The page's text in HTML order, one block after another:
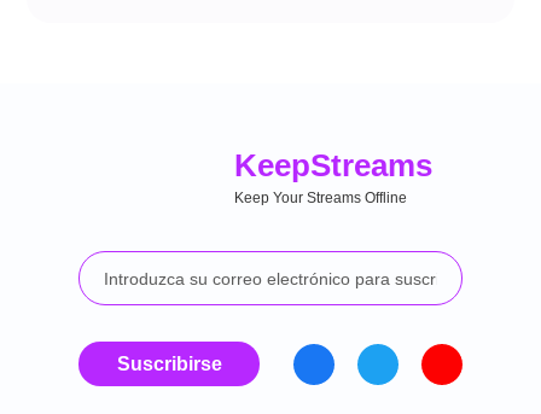
KeepStreams
Keep Your Streams Offline
Suscribirse